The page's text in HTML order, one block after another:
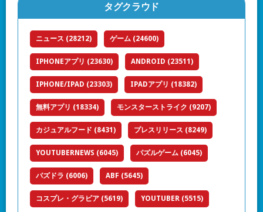
タグクラウド
ニュース (28212) ゲーム (24600)
IPHONEアプリ (23630) ANDROID (23511)
IPHONE/IPAD (23303) IPADアプリ (18382)
無料アプリ (18334) モンスターストライク (9207)
カジュアルフード (8431) プレスリリース (8249)
YOUTUBERNEWS (6045) パズルゲーム (6045)
パズドラ (6006) ABF (5645)
コスプレ・グラビア (5619) YOUTUBER (5515)